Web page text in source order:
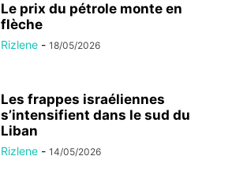
Le prix du pétrole monte en
flèche
Rizlene - 18/05/2026
Les frappes israéliennes
s’intensifient dans le sud du
Liban
Rizlene - 14/05/2026